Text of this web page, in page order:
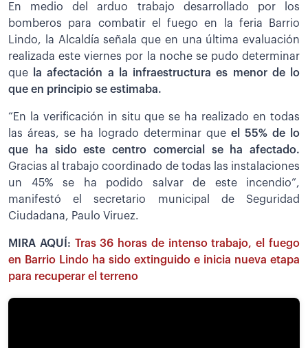
En medio del arduo trabajo desarrollado por los
bomberos para combatir el fuego en la feria Barrio
Lindo, la Alcaldía señala que en una última evaluación
realizada este viernes por la noche se pudo determinar
que
la afectación a la infraestructura es menor de lo
que en principio se estimaba.
“En la verificación in situ que se ha realizado en todas
las áreas, se ha logrado determinar que el 55% de lo
que ha sido este centro comercial se ha afectado.
Gracias al trabajo coordinado de todas las instalaciones
un 45% se ha podido salvar de este incendio”,
manifestó el secretario municipal de Seguridad
Ciudadana, Paulo Viruez.
MIRA AQUÍ: Tras 36 horas de intenso trabajo, el fuego
en Barrio Lindo ha sido extinguido e inicia nueva etapa
para recuperar el terreno